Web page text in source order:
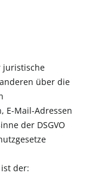
juristische
über die
E-Mail-Adressen
der DSGVO
der: